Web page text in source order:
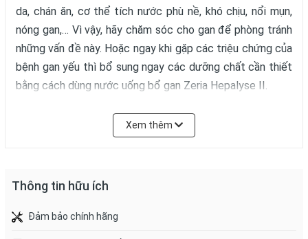
da, chán ăn, cơ thể tích nước phù nề, khó chịu, nổi mụn,
nóng gan,… Vì vậy, hãy chăm sóc cho gan để phòng tránh
những vấn đề này. Hoặc ngay khi gặp các triệu chứng của
bệnh gan yếu thì bổ sung ngay các dưỡng chất cần thiết
bằng cách dùng nước uống bổ gan Zeria Hepalyse II.
Nước uống bổ gan Zeria Hepalyse II
dưỡng chất có lợi cho gan từ thảo dược và gan thủy
rượu bia, sinh hoạt kém điều độ, gan yếu, vàng da, hay
Xem thêm
Thông tin hữu ích
Đảm bảo chính hãng